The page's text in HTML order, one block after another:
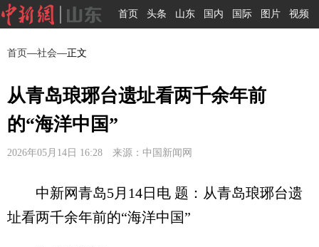
首页 头条 山东 国内 国际 图片 视频
首页—社会—正文
从青岛琅琊台遗址看两千余年前
的“海洋中国”
2026年05月14日 16:28 来源：中国新闻网
中新网青岛5月14日电 题：从青岛琅琊台遗
址看两千余年前的“海洋中国”